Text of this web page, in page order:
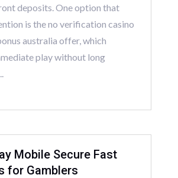
deposits. One option that
is the no verification casino
australia offer, which
play without long
Mobile Secure Fast
for Gamblers